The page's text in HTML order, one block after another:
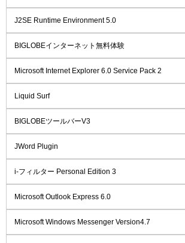
J2SE Runtime Environment 5.0
BIGLOBEインターネット無料体験
Microsoft Internet Explorer 6.0 Service Pack 2
Liquid Surf
BIGLOBEツールバーV3
JWord Plugin
i-フィルター Personal Edition 3
Microsoft Outlook Express 6.0
Microsoft Windows Messenger Version4.7